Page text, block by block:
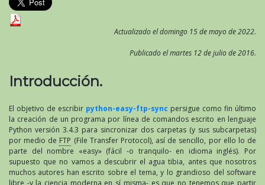
Actualizado el domingo 15 de mayo de 2022.
Publicado el martes 12 de julio de 2016.
Introducción.
El objetivo de escribir python-easy-ftp-sync persigue como fin último
la creación de un programa por línea de comandos escrito en lenguaje
Python versión 3.4.3 para sincronizar dos carpetas (y sus subcarpetas)
por medio de FTP (File Transfer Protocol), así de sencillo, por ello lo de
parte del nombre «easy» (fácil -o tranquilo- en idioma inglés). Por
supuesto que no vamos a descubrir el agua tibia, antes que nosotros
muchos autores han escrito sobre el tema, y lo grandioso del software